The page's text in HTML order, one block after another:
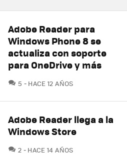
Adobe Reader para
Windows Phone 8 se
actualiza con soporte
para OneDrive y más
5 COMENTARIOS
HACE 12 AÑOS
Adobe Reader llega a la
Windows Store
2 COMENTARIOS
HACE 14 AÑOS